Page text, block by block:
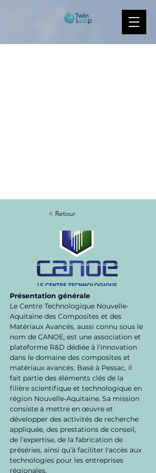
< Retour
Présentation générale
Le Centre Technologique Nouvelle-
Aquitaine des Composites et des
Matériaux Avancés, aussi connu sous le
nom de CANOE, est une association et
plateforme R&D dédiée à l'innovation
dans le domaine des composites et
matériaux avancés. Basé à Pessac, il
fait partie des éléments clés de la
filière scientifique et technologique en
région Nouvelle‑Aquitaine. Sa mission
consiste à mettre en œuvre et
développer des activités de recherche
appliquée, des prestations de conseil,
de l’expertise, de la fabrication de
préséries, ainsi qu’à faciliter l'accès aux
technologies pour les entreprises
régionales.